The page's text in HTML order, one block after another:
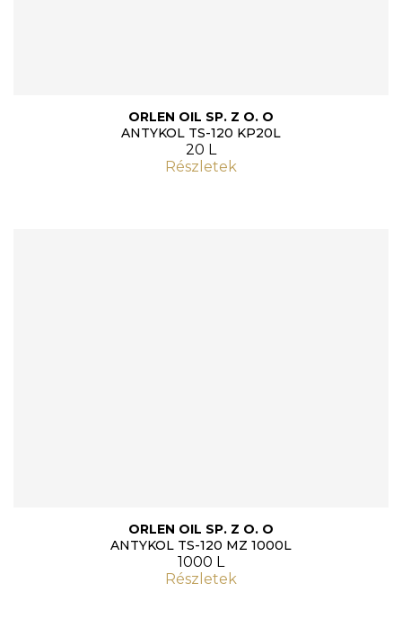
ORLEN OIL SP. Z O. O
ANTYKOL TS-120 KP20L
20 L
Részletek
ORLEN OIL SP. Z O. O
ANTYKOL TS-120 MZ 1000L
1000 L
Részletek